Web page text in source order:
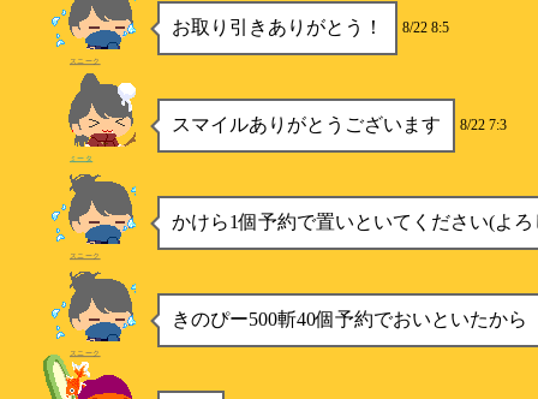
お取り引きありがとう！ 8/22 8:5
スニーク
スマイルありがとうございます 8/22 7:3
ミータ
かけら1個予約で置いといてください(よろ
スニーク
きのぴー500斬40個予約でおいといたから
スニーク